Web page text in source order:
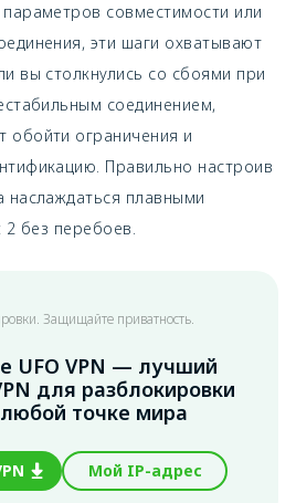
совместимости или
эти шаги охватывают
вы столкнулись со сбоями при
соединением,
обойти ограничения и
Правильно настроив
наслаждаться плавными
без перебоев.
Защищайте приватность.
UFO VPN — лучший
для разблокировки
точке мира
Мой IP-адрес